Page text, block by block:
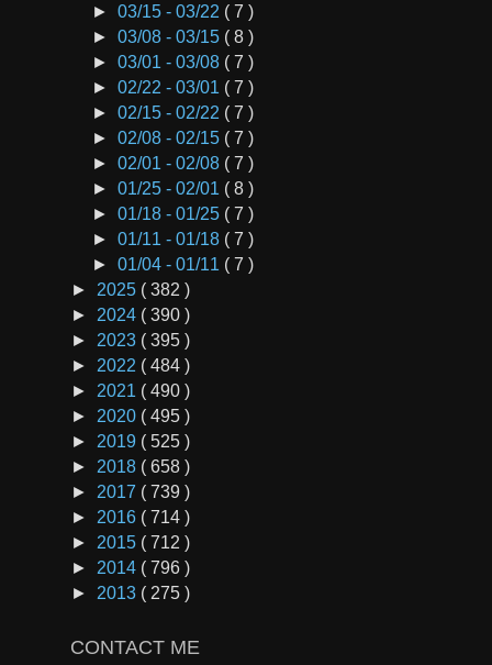
►03/15 - 03/22 ( 7 )
►03/08 - 03/15 ( 8 )
►03/01 - 03/08 ( 7 )
►02/22 - 03/01 ( 7 )
►02/15 - 02/22 ( 7 )
►02/08 - 02/15 ( 7 )
►02/01 - 02/08 ( 7 )
►01/25 - 02/01 ( 8 )
►01/18 - 01/25 ( 7 )
►01/11 - 01/18 ( 7 )
►01/04 - 01/11 ( 7 )
► 2025 ( 382 )
► 2024 ( 390 )
► 2023 ( 395 )
► 2022 ( 484 )
► 2021 ( 490 )
► 2020 ( 495 )
► 2019 ( 525 )
► 2018 ( 658 )
► 2017 ( 739 )
► 2016 ( 714 )
► 2015 ( 712 )
► 2014 ( 796 )
► 2013 ( 275 )
CONTACT ME